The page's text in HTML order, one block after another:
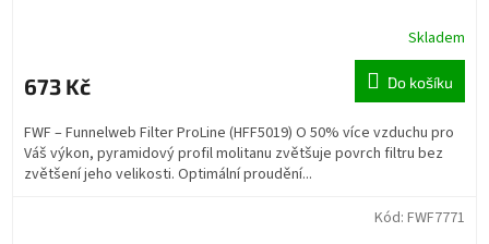
Skladem
673 Kč Do košíku
FWF – Funnelweb Filter ProLine (HFF5019) O 50% více vzduchu pro
Váš výkon, pyramidový profil molitanu zvětšuje povrch filtru bez
zvětšení jeho velikosti. Optimální proudění...
Kód: FWF7771